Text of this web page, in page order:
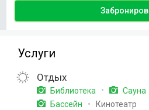
Услуги
Отдых
Библиотека Сауна
Бассейн
Кинотеатр